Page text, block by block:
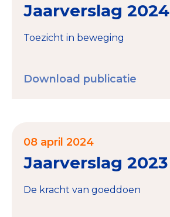
Jaarverslag 2024
Toezicht in beweging
Download publicatie
08 april 2024
Jaarverslag 2023
De kracht van goeddoen